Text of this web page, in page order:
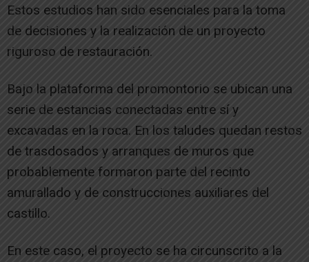
Estos estudios han sido esenciales para la toma
de decisiones y la realización de un proyecto
riguroso de restauración.
Bajo la plataforma del promontorio se ubican una
serie de estancias conectadas entre sí y
excavadas en la roca. En los taludes quedan restos
de trasdosados y arranques de muros que
probablemente formaron parte del recinto
amurallado y de construcciones auxiliares del
castillo.
En este caso, el proyecto se ha circunscrito a la